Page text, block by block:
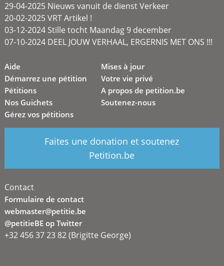
29-04-2025 Nieuws vanuit de dienst Verkeer
20-02-2025 VRT Artikel !
03-12-2024 Stille tocht Maandag 9 december
07-10-2024 DEEL JOUW VERHAAL, ERGERNIS MET ONS !!!
Aide
Démarrez une pétition
Pétitions
Nos Guichets
Gérez vos pétitions
Mises à jour
Votre vie privé
A propos de petition.be
Soutenez-nous
Faites une donation et soutenez
Petition.be
Contact
Formulaire de contact
webmaster@petitie.be
@petitieBE op Twitter
+32 456 37 23 82 (Brigitte George)